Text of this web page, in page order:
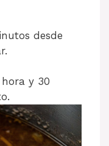
desde
y 30